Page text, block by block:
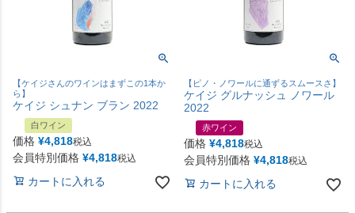
【ケイジさんのワインはまずこの1本か
ら】
ケイジ シュナン ブラン 2022
白ワイン
価格 ¥4,818税込
会員特別価格 ¥4,818税込
カートに入れる
【ピノ・ノワールに通ずるスムースさ】
ケイジ グルナッシュ ノワール
2022
赤ワイン
価格 ¥4,818税込
会員特別価格 ¥4,818税込
カートに入れる